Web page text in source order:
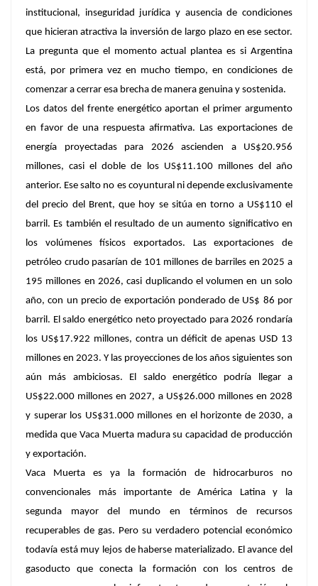
institucional, inseguridad jurídica y ausencia de condiciones
que hicieran atractiva la inversión de largo plazo en ese sector.
La pregunta que el momento actual plantea es si Argentina
está, por primera vez en mucho tiempo, en condiciones de
comenzar a cerrar esa brecha de manera genuina y sostenida.
Los datos del frente energético aportan el primer argumento
en favor de una respuesta afirmativa. Las exportaciones de
energía proyectadas para 2026 ascienden a US$20.956
millones, casi el doble de los US$11.100 millones del año
anterior. Ese salto no es coyuntural ni depende exclusivamente
del precio del Brent, que hoy se sitúa en torno a US$110 el
barril. Es también el resultado de un aumento significativo en
los volúmenes físicos exportados. Las exportaciones de
petróleo crudo pasarían de 101 millones de barriles en 2025 a
195 millones en 2026, casi duplicando el volumen en un solo
año, con un precio de exportación ponderado de US$ 86 por
barril. El saldo energético neto proyectado para 2026 rondaría
los US$17.922 millones, contra un déficit de apenas USD 13
millones en 2023. Y las proyecciones de los años siguientes son
aún más ambiciosas. El saldo energético podría llegar a
US$22.000 millones en 2027, a US$26.000 millones en 2028
y superar los US$31.000 millones en el horizonte de 2030, a
medida que Vaca Muerta madura su capacidad de producción
y exportación.
Vaca Muerta es ya la formación de hidrocarburos no
convencionales más importante de América Latina y la
segunda mayor del mundo en términos de recursos
recuperables de gas. Pero su verdadero potencial económico
todavía está muy lejos de haberse materializado. El avance del
gasoducto que conecta la formación con los centros de